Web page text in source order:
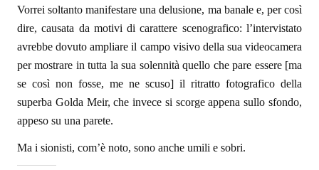
Vorrei soltanto manifestare una delusione, ma banale e, per così
dire, causata da motivi di carattere scenografico: l’intervistato
avrebbe dovuto ampliare il campo visivo della sua videocamera
per mostrare in tutta la sua solennità quello che pare essere [ma
se così non fosse, me ne scuso] il ritratto fotografico della
superba Golda Meir, che invece si scorge appena sullo sfondo,
appeso su una parete.
Ma i sionisti, com’è noto, sono anche umili e sobri.